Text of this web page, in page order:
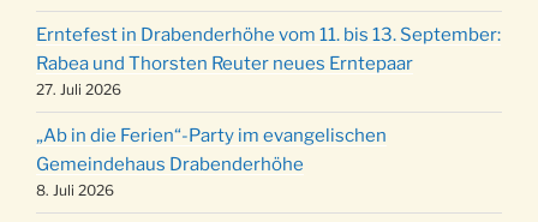
24.12.
Familiengottesdienst mit Krippenspiel im Ev.
Gemeindehaus um 15:00 Uhr
24.12. Familiengottesdienst in der FeG um 16 Uhr
24.12.
Weihnachtsgottesdienst in der Kirche um
15:00 Uhr
24.12.
Weihnachtsgottesdienst in der Kirche um
18:00 Uhr
Erntefest in Drabenderhöhe vom 11. bis 13. September:
Rabea und Thorsten Reuter neues Erntepaar
27. Juli 2026
„Ab in die Ferien“-Party im evangelischen
Gemeindehaus Drabenderhöhe
8. Juli 2026